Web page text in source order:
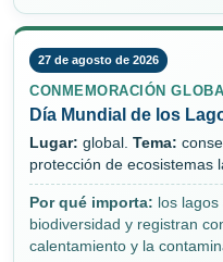
27 de agosto de 2026
CONMEMORACIÓN
Día Mundial de los
Lugar: global. Tema:
protección de ecosistemas
Por qué importa: los
biodiversidad y registran
calentamiento y la